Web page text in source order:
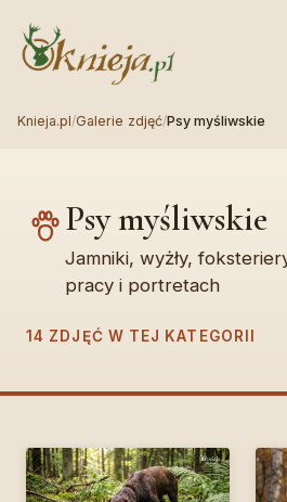
Knieja.pl/Galerie zdjęć/Psy myśliwskie
Psy myśliwskie
Jamniki, wyżły,
pracy i portretach
14 ZDJĘĆ W TEJ KATEGORII